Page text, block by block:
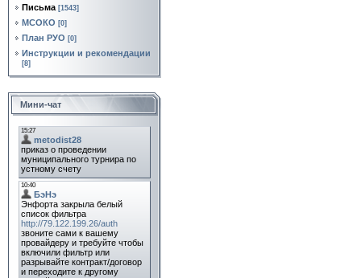
Письма [1543]
МСОКО [0]
План РУО [0]
Инструкции и рекомендации
[8]
Мини-чат